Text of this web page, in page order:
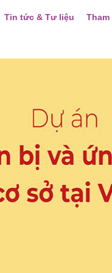
Tin tức & Tư liệu Tham